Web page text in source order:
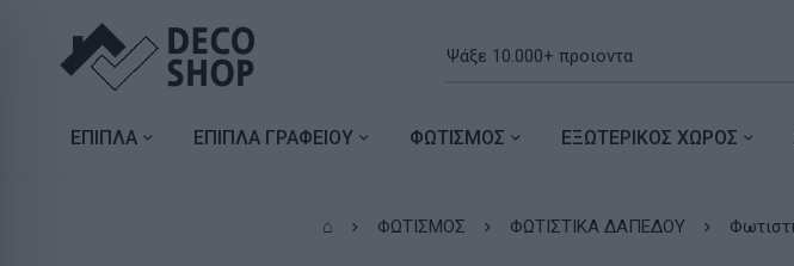
ΕΠΙΠΛΑ ΕΠΙΠΛΑ ΓΡΑΦΕΙΟΥ ΦΩΤΙΣΜΟΣ ΕΞΩΤΕΡΙΚΟΣ ΧΩΡΟΣ
⌂ ΦΩΤΙΣΜΟΣ ΦΩΤΙΣΤΙΚΑ ΔΑΠΕΔΟΥ